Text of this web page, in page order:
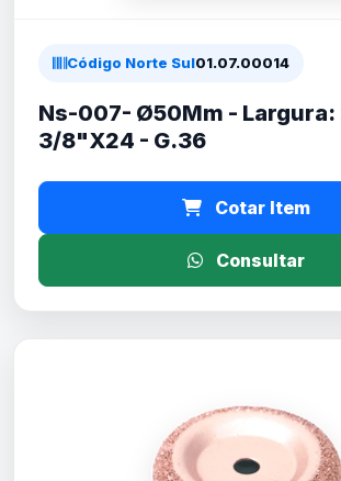
Código Norte Sul01.07.00014
Ns-007- Ø50Mm - Largura:
3/8"X24 - G.36
Cotar Item
Consultar